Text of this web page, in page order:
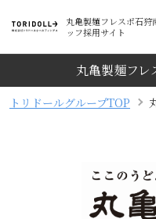
丸亀製麺フレスポ石
ッフ採用サイト
丸亀製麺フ
トリドールグループTOP